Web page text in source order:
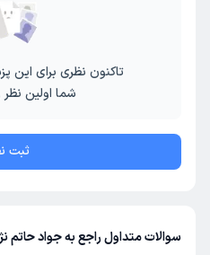
تاکنون نظری برای
شما اولین نظر
ثبت
سوالات متداول راجع به جواد حاتم